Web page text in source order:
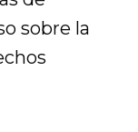
sobre la